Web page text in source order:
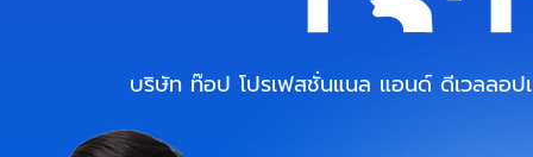
บริษัท ท๊อป โปรเฟสชั่นแนล แอนด์ ดีเวลล